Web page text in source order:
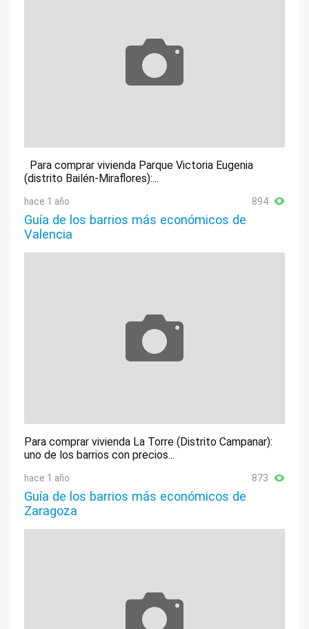
Para comprar vivienda Parque Victoria Eugenia
(distrito Bailén-Miraflores):...
hace 1 año 894
Guía de los barrios más económicos de
Valencia
Para comprar vivienda La Torre (Distrito Campanar):
uno de los barrios con precios...
hace 1 año 873
Guía de los barrios más económicos de
Zaragoza